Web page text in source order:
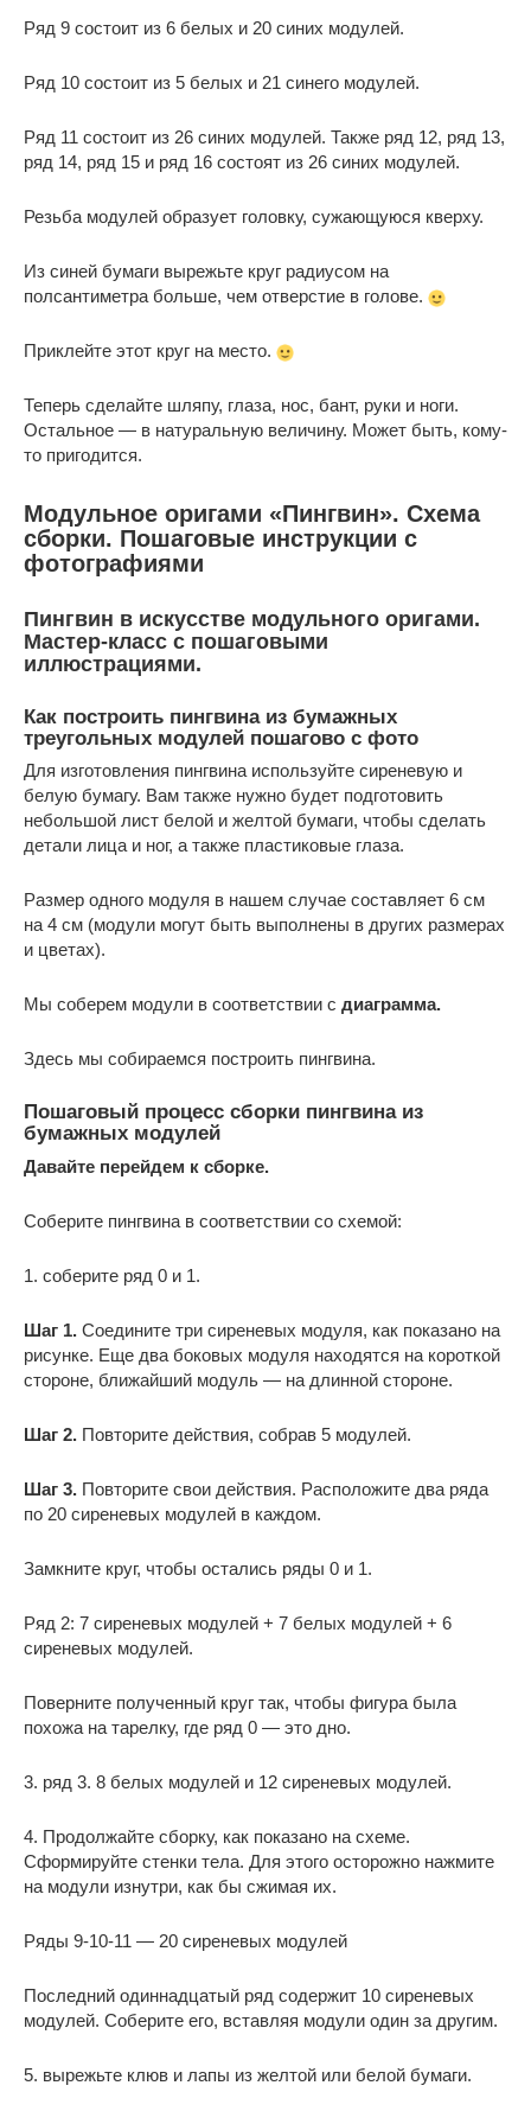
Ряд 9 состоит из 6 белых и 20 синих модулей.
Ряд 10 состоит из 5 белых и 21 синего модулей.
Ряд 11 состоит из 26 синих модулей. Также ряд 12, ряд 13,
ряд 14, ряд 15 и ряд 16 состоят из 26 синих модулей.
Резьба модулей образует головку, сужающуюся кверху.
Из синей бумаги вырежьте круг радиусом на
полсантиметра больше, чем отверстие в голове.
Приклейте этот круг на место.
Теперь сделайте шляпу, глаза, нос, бант, руки и ноги.
Остальное — в натуральную величину. Может быть, кому-
то пригодится.
Модульное оригами «Пингвин». Схема
сборки. Пошаговые инструкции с
фотографиями
Пингвин в искусстве модульного оригами.
Мастер-класс с пошаговыми
иллюстрациями.
Как построить пингвина из бумажных
треугольных модулей пошагово с фото
Для изготовления пингвина используйте сиреневую и
белую бумагу. Вам также нужно будет подготовить
небольшой лист белой и желтой бумаги, чтобы сделать
детали лица и ног, а также пластиковые глаза.
Размер одного модуля в нашем случае составляет 6 см
на 4 см (модули могут быть выполнены в других размерах
и цветах).
Мы соберем модули в соответствии с диаграмма.
Здесь мы собираемся построить пингвина.
Пошаговый процесс сборки пингвина из
бумажных модулей
Давайте перейдем к сборке.
Соберите пингвина в соответствии со схемой:
1. соберите ряд 0 и 1.
Шаг 1. Соедините три сиреневых модуля, как показано на
рисунке. Еще два боковых модуля находятся на короткой
стороне, ближайший модуль — на длинной стороне.
Шаг 2. Повторите действия, собрав 5 модулей.
Шаг 3. Повторите свои действия. Расположите два ряда
по 20 сиреневых модулей в каждом.
Замкните круг, чтобы остались ряды 0 и 1.
Ряд 2: 7 сиреневых модулей + 7 белых модулей + 6
сиреневых модулей.
Поверните полученный круг так, чтобы фигура была
похожа на тарелку, где ряд 0 — это дно.
3. ряд 3. 8 белых модулей и 12 сиреневых модулей.
4. Продолжайте сборку, как показано на схеме.
Сформируйте стенки тела. Для этого осторожно нажмите
на модули изнутри, как бы сжимая их.
Ряды 9-10-11 — 20 сиреневых модулей
Последний одиннадцатый ряд содержит 10 сиреневых
модулей. Соберите его, вставляя модули один за другим.
5. вырежьте клюв и лапы из желтой или белой бумаги.